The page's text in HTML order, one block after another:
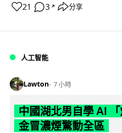
21 3 ↗ 分享
人工智能
Lawton 7 小時
中國湖北男自學 AI
金冒濃煙驚動全區